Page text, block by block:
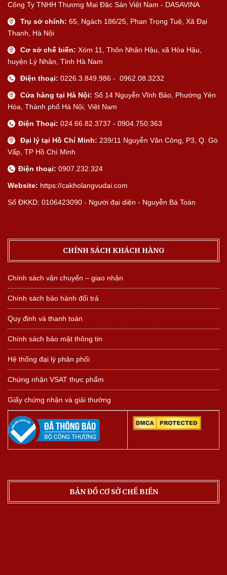
Công Ty TNHH Thương Mại Đặc Sản Việt Nam - DASAVINA
Trụ sở chính: 65, Ngách 186/25, Phan Trọng Tuệ, Xã Đại
Thanh, Hà Nội
Cơ sở chế biến: Xóm 11, Thôn Nhân Hậu, xã Hòa Hậu,
huyện Lý Nhân, Tỉnh Hà Nam
Điện thoại: 0226.3.849.986 - 0962.08.3232
Cửa hàng tại Hà Nội: Số 14 Nguyễn Vĩnh Bảo, Phường Yên
Hòa, Thành phố Hà Nội, Việt Nam
Điện Thoại: 024.66.82.3737 - 0904.750.363
Đại lý tại Hồ Chí Minh: 239/11 Nguyễn Văn Công, P3, Q. Gò
Vấp, TP Hồ Chí Minh
Điện thoại: 0907.232.324
Website: https://cakholangvudai.com
Số ĐKKD: 0106423090 - Người đại diện - Nguyễn Bá Toàn
CHÍNH SÁCH KHÁCH HÀNG
Chính sách vận chuyển – giao nhận
Chính sách bảo hành đổi trả
Quy định và thanh toán
Chính sách bảo mật thông tin
Hệ thống đại lý phân phối
Chứng nhận VSAT thực phẩm
Giấy chứng nhận và giải thưởng
BẢN ĐỒ CƠ SỞ CHẾ BIẾN